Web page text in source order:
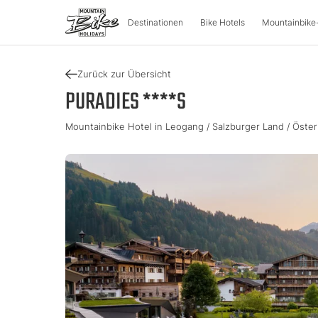
Destinationen
DESTINATIONEN
Österreich
Kärnten
Salzburger Land
Steiermark
Tirol
Vorarlberg
Italien
Slowenien
Approved Bike Area
Bike Hotels
Bike-
Tour & Trail
Katalog
Urlaub
Zurück zur Übersicht
PURADIES ****S
Mountainbike Hotel in Leogang / Salzburger Land /